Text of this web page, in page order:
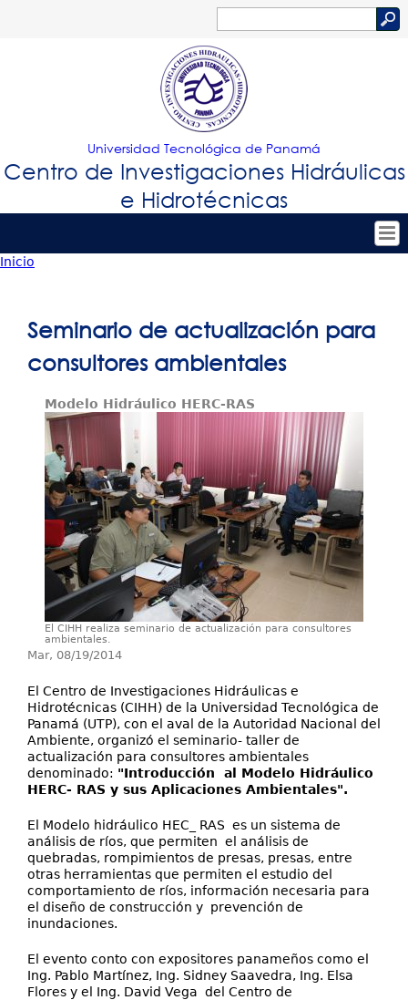
Jump to navigation
de
búsqueda
Universidad Tecnológica de Panamá
Centro de Investigaciones Hidráulicas
e Hidrotécnicas
Tropical
Principal
Personal
Proyectos de Investigación
Publicaciones
Investigación y Desarrollo
Extensión
Laboratorios
Servicios
Contáctenos
está
Inicio
Seminario de actualización para
consultores ambientales
Modelo Hidráulico HERC-RAS
El CIHH realiza seminario de actualización para consultores
ambientales.
Mar, 08/19/2014
El Centro de Investigaciones Hidráulicas e
Hidrotécnicas (CIHH) de la Universidad Tecnológica de
Panamá (UTP), con el aval de la Autoridad Nacional del
Ambiente, organizó el seminario- taller de
actualización para consultores ambientales
denominado: "Introducción al Modelo Hidráulico
HERC- RAS y sus Aplicaciones Ambientales".
El Modelo hidráulico HEC_ RAS es un sistema de
análisis de ríos, que permiten el análisis de
quebradas, rompimientos de presas, presas, entre
otras herramientas que permiten el estudio del
comportamiento de ríos, información necesaria para
el diseño de construcción y prevención de
inundaciones.
El evento conto con expositores panameños como el
Ing. Pablo Martínez, Ing. Sidney Saavedra, Ing. Elsa
Flores y el Ing. David Vega del Centro de